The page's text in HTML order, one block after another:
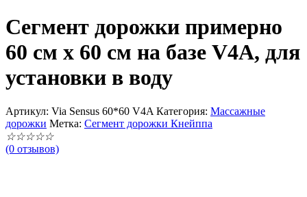
Cегмент дорожки примерно
60 см х 60 см на базе V4A, для
установки в воду
Артикул: Via Sensus 60*60 V4A Категория: Массажные
дорожки Метка: Сегмент дорожки Кнейппа
☆☆☆☆☆
(0 отзывов)